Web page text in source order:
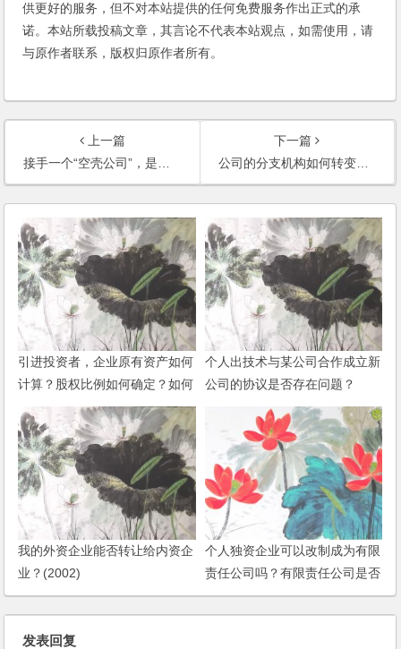
供更好的服务，但不对本站提供的任何免费服务作出正式的承
诺。本站所载投稿文章，其言论不代表本站观点，如需使用，请
与原作者联系，版权归原作者所有。
上一篇
接手一个“空壳公司”，是否需要验资？需要填满注册资本吗？
下一篇
公司的分支机构如何转变为子公司呢？
引进投资者，企业原有资产如何
计算？股权比例如何确定？如何
保护小股东的利益？
个人出技术与某公司合作成立新
公司的协议是否存在问题？
我的外资企业能否转让给内资企
业？(2002)
个人独资企业可以改制成为有限
责任公司吗？有限责任公司是否
可以与个人独资企业共同出资成
立一个新公司？
发表回复